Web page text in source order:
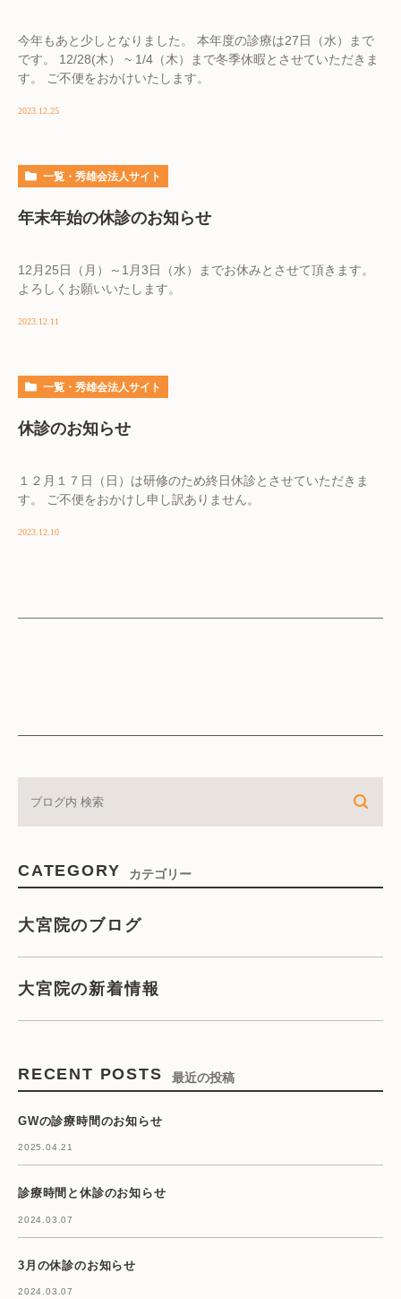
今年もあと少しとなりました。 本年度の診療は27日（水）まで
です。 12/28(木） ~ 1/4（木）まで冬季休暇とさせていただきま
す。 ご不便をおかけいたします。
2023.12.25
一覧・秀雄会法人サイト
年末年始の休診のお知らせ
12月25日（月）～1月3日（水）までお休みとさせて頂きます。
よろしくお願いいたします。
2023.12.11
一覧・秀雄会法人サイト
休診のお知らせ
１２月１７日（日）は研修のため終日休診とさせていただきま
す。 ご不便をおかけし申し訳ありません。
2023.12.10
CATEGORY カテゴリー
大宮院のブログ
大宮院の新着情報
RECENT POSTS 最近の投稿
GWの診療時間のお知らせ
2025.04.21
診療時間と休診のお知らせ
2024.03.07
3月の休診のお知らせ
2024.03.07